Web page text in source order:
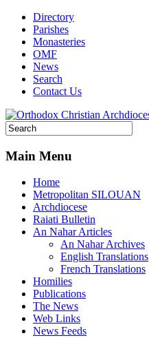
Directory
Parishes
Monasteries
OMF
News
Search
Contact Us
Main Menu
Home
Metropolitan SILOUAN
Archdiocese
Raiati Bulletin
An Nahar Articles
An Nahar Archives
English Translations
French Translations
Homilies
Publications
The News
Web Links
News Feeds